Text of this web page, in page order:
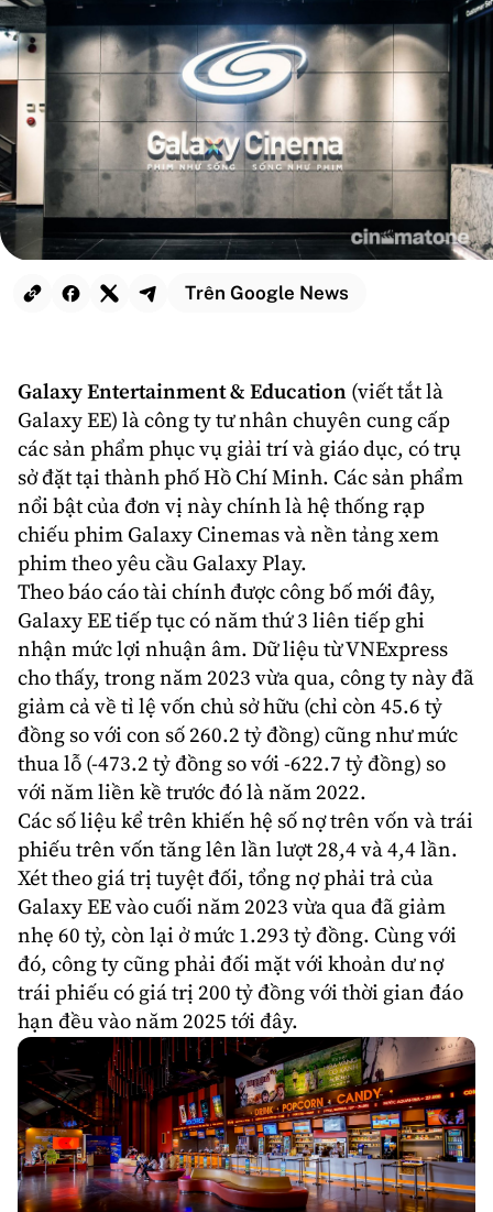
Trên Google News
Galaxy Entertainment & Education (viết tắt là
Galaxy EE) là công ty tư nhân chuyên cung cấp
các sản phẩm phục vụ giải trí và giáo dục, có trụ
sở đặt tại thành phố Hồ Chí Minh. Các sản phẩm
nổi bật của đơn vị này chính là hệ thống rạp
chiếu phim Galaxy Cinemasvà nền tảng xem
phim theo yêu cầu Galaxy Play.
Theo báo cáo tài chính được công bố mới đây,
Galaxy EE tiếp tục có năm thứ 3 liên tiếp ghi
nhận mức lợi nhuận âm. Dữ liệu từ VNExpress
cho thấy, trong năm 2023 vừa qua, công ty này đã
giảm cả về tỉ lệ vốn chủ sở hữu (chỉ còn 45.6 tỷ
đồng so với con số 260.2 tỷ đồng) cũng như mức
thua lỗ (-473.2 tỷ đồng so với -622.7 tỷ đồng) so
với năm liền kề trước đó là năm 2022.
Các số liệu kể trên khiến hệ số nợ trên vốn và trái
phiếu trên vốn tăng lên lần lượt 28,4 và 4,4 lần.
Xét theo giá trị tuyệt đối, tổng nợ phải trả của
Galaxy EE vào cuối năm 2023 vừa qua đã giảm
nhẹ 60 tỷ, còn lại ở mức 1.293 tỷ đồng. Cùng với
đó, công ty cũng phải đối mặt với khoản dư nợ
trái phiếu có giá trị 200 tỷ đồng với thời gian đáo
hạn đều vào năm 2025 tới đây.